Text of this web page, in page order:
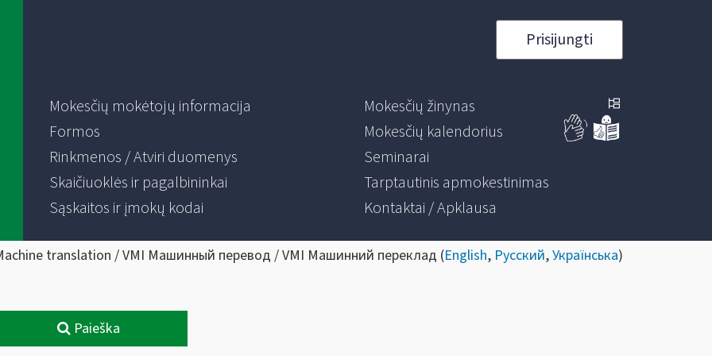
Prisijungti
Mokesčių mokėtojų informacija
Formos
Rinkmenos / Atviri duomenys
Skaičiuoklės ir pagalbininkai
Sąskaitos ir įmokų kodai
Mokesčių žinynas
Mokesčių kalendorius
Seminarai
Tarptautinis apmokestinimas
Kontaktai / Apklausa
translation / VMI Машинный перевод / VMI Машинний переклад (English, Русский,Українська)
Paieška